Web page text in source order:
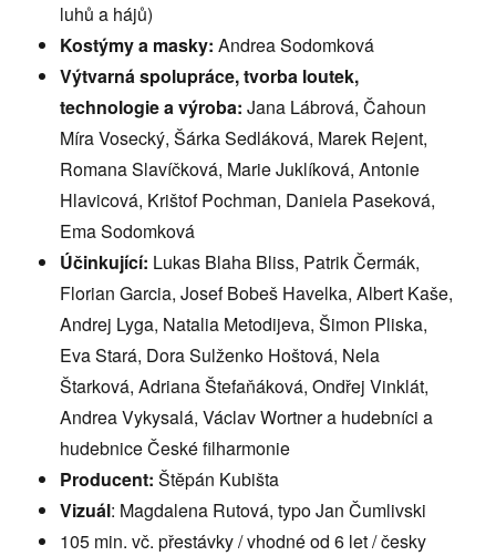
luhů a hájů)
Kostýmy a masky:Andrea Sodomková
Výtvarná spolupráce, tvorba loutek,
technologie a výroba:Jana Lábrová, Čahoun
Míra Vosecký, Šárka Sedláková, Marek Rejent,
Romana Slavíčková, Marie Juklíková, Antonie
Hlavicová, Krištof Pochman, Daniela Paseková,
Ema Sodomková
Účinkující: Lukas Blaha Bliss, Patrik Čermák,
Florian Garcia, Josef Bobeš Havelka, Albert Kaše,
Andrej Lyga, Natalia Metodijeva, Šimon Pliska,
Eva Stará, Dora Sulženko Hoštová, Nela
Štarková, Adriana Štefaňáková, Ondřej Vinklát,
Andrea Vykysalá, Václav Wortner a hudebníci a
hudebnice České filharmonie
Producent:Štěpán Kubišta
Vizuál: Magdalena Rutová, typo Jan Čumlivski
105 min. vč. přestávky / vhodné od 6 let / česky